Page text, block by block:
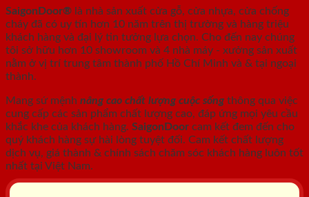
SaigonDoor® là nhà sản xuất cửa gỗ, cửa nhựa, cửa chống
cháy đã có uy tín hơn 10 năm trên thị trường và hàng triệu
khách hàng và đại lý tin tưởng lựa chọn. Cho đến nay chúng
tôi sở hữu hơn 10 showroom và 4 nhà máy - xưởng sản xuất
nằm ở vị trí trung tâm thành phố Hồ Chí Minh và & tại ngoại
thành.
Mang sứ mệnh nâng cao chất lượng cuộc sống thông qua việc
cung cấp các sản phẩm chất lượng cao, đáp ứng mọi yêu cầu
khắc khe của khách hàng. SaigonDoor cam kết đem đến cho
quý khách hàng sự hài lòng tuyệt đối. Cam kết chất lượng
dịch vụ, giá thành & chính sách chăm sóc khách hàng luôn tốt
nhất tại Việt Nam.